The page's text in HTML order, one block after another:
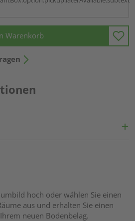
Warenkorb
hoch oder wählen Sie einen
aus und erhalten Sie einen
neuen Bodenbelag.